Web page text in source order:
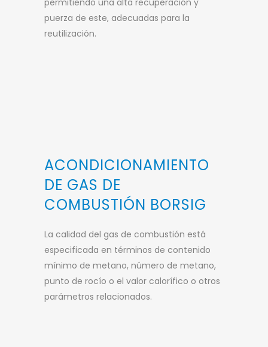
puerza de este, adecuadas para la
reutilización.
ACONDICIONAMIENTO
DE GAS DE
COMBUSTIÓN BORSIG
La calidad del gas de combustión está
especificada en términos de contenido
mínimo de metano, número de metano,
punto de rocío o el valor calorífico o otros
parámetros relacionados.